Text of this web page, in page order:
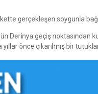
gerçekleşen soygunla
Derinya geçiş noktasından
önce çıkarılmış bir